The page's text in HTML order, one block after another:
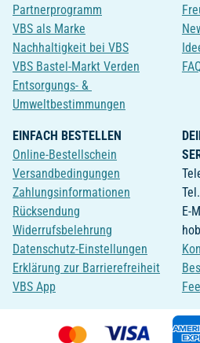
Partnerprogramm
VBS als Marke
Nachhaltigkeit bei VBS
VBS Bastel-Markt Verden
Entsorgungs- &
Umweltbestimmungen
EINFACH BESTELLEN
Online-Bestellschein
Versandbedingungen
Zahlungsinformationen
Rücksendung
Widerrufsbelehrung
Datenschutz-Einstellungen
Erklärung zur Barrierefreiheit
VBS App
E-